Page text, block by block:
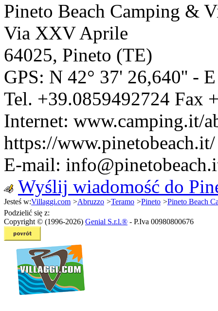
Pineto Beach Camping &
Via XXV Aprile
64025, Pineto (TE)
GPS: N 42° 37' 26,640'' -
Tel. +39.0859492724 Fax
Internet: www.camping.it/
https://www.pinetobeach.it/
E-mail:
Wyślij wiadomość do
Jesteś w:Villaggi.com >Abruzzo >Teramo >Pineto >Pineto Beach
Podzielić się z:
Copyright © (1996-2026) Genial S.r.l.® - P.Iva 00980800676